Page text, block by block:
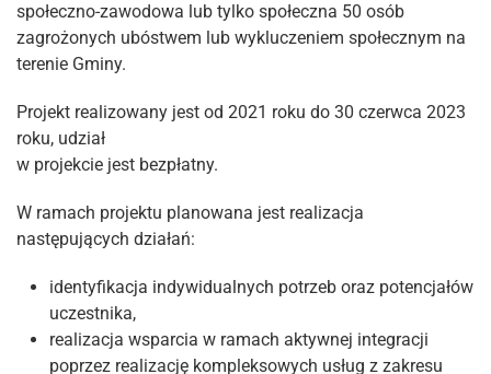
społeczno-zawodowa lub tylko społeczna 50 osób
zagrożonych ubóstwem lub wykluczeniem społecznym na
terenie Gminy.
Projekt realizowany jest od 2021 roku do 30 czerwca 2023
roku, udział
w projekcie jest bezpłatny.
W ramach projektu planowana jest realizacja
następujących działań:
identyfikacja indywidualnych potrzeb oraz potencjałów
uczestnika,
realizacja wsparcia w ramach aktywnej integracji
poprzez realizację kompleksowych usług z zakresu